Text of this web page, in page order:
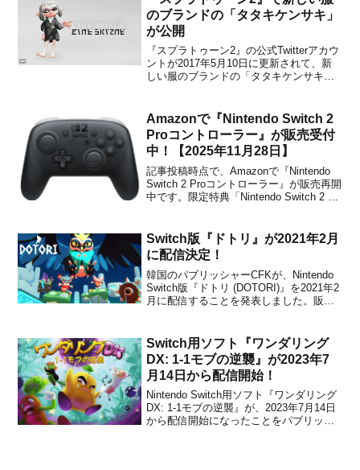
のブランドの「タタキケンサキ」
が公開
『スプラトゥーン2』の公式Twitterアカウ
ントが2017年5月10日に更新されて、新
しい服のブランドの「タタキケンサキ」
ド。モノトーンを中心にした、シンプル
ながら構築的なデザインが、都会の若者
に受け入れら...
Amazonで『Nintendo Switch 2
Proコントローラー』が販売受付
中！【2025年11月28日】
記事投稿時点で、Amazonで『Nintendo
Switch 2 Proコントローラー』が販売再開
中です。限定特典「Nintendo Switch 2 ロ
ェックしてみてはいかがでしょうか？
Amazonで購入...
Switch版『ドトリ』が2021年2月
に配信決定！
韓国のパブリッシャーCFKが、Nintendo
Switch版『ドトリ (DOTORI)』を2021年2
月に配信することを発表しました。販売
パズル要素のある横スクロールのプラッ
トフォーム・アクションゲーム...
Switch用ソフト『ワンダリング
DX: 1-1モブの逆襲』が2023年7
月14日から配信開始！
Nintendo Switch用ソフト『ワンダリング
DX: 1-1モブの逆襲』が、2023年7月14日
から配信開始になったことをパブリッシ